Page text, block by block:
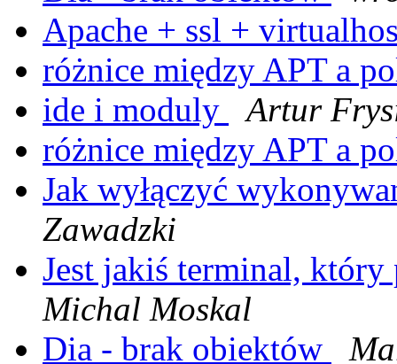
Apache + ssl +
różnice między APT a
ide i moduly
Artur
różnice między APT a
Jak wyłączyć
Zawadzki
Jest jakiś terminal,
Michal Moskal
Dia - brak obiektów